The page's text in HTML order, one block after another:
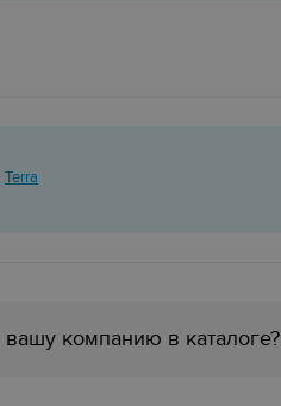
Terra
компанию в каталоге?